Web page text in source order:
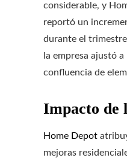
considerable, y
reportó un
durante el
la empresa ajustó
confluencia de
Impacto de
Home Depot
mejoras